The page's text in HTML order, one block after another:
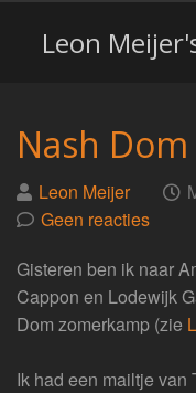
Leon
Nash
Geplaatst
door
Leon Meijer op
Geen reacties
Gisteren ben ik naar
Cappon en Lodewijk
Dom zomerkamp (zie
Ik had een mailtje